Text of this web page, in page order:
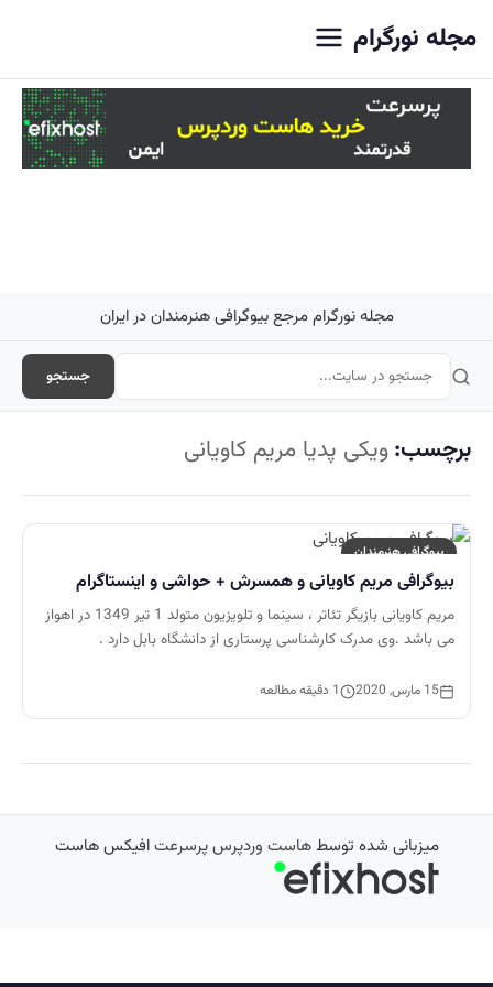
مجله نورگرام
مجله نورگرام مرجع بیوگرافی هنرمندان در ایران
جستجو
برچسب:ویکی پدیا مریم کاویانی
بیوگرافی هنرمندان
بیوگرافی مریم کاویانی و همسرش + حواشی و اینستاگرام
مریم کاویانی بازیگر تئاتر ، سینما و تلویزیون متولد 1 تیر 1349 در اهواز
می باشد .وی مدرک کارشناسی پرستاری از دانشگاه بابل دارد .
15 مارس, 2020 1 دقیقه مطالعه
میزبانی شده توسطهاست وردپرس پرسرعتافیکس هاست